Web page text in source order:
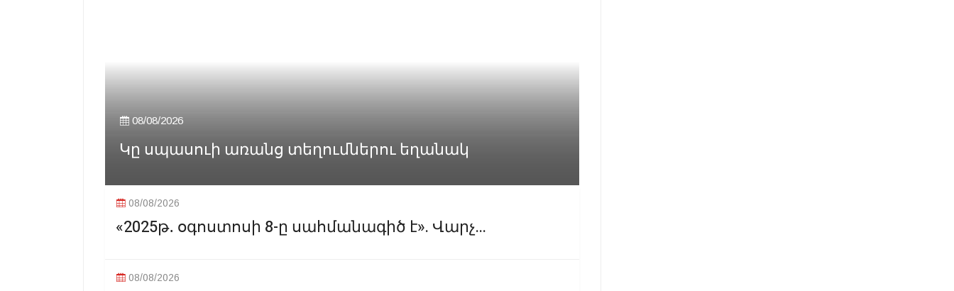
08/08/2026
Կը սպասուի առանց տեղումներու եղանակ
08/08/2026
«2025թ․ օգոստոսի 8-ը սահմանագիծ է». Վարչ...
08/08/2026